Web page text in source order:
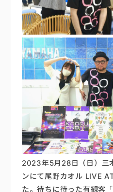
2023年5月 28日（日） 三
ンにて尾野カオル LIVE
た。待ちに待った有観客「